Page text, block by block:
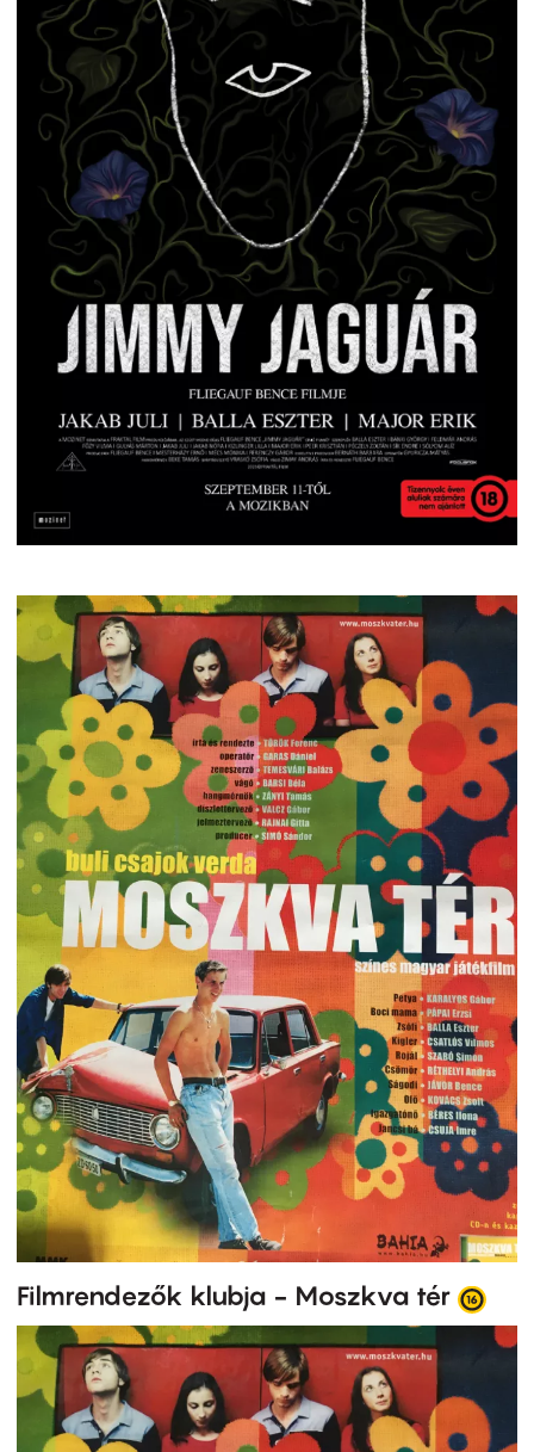
Filmrendezők klubja - Moszkva tér